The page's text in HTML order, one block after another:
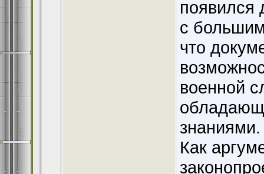
появился
с
что
военной
знаниями.
Как